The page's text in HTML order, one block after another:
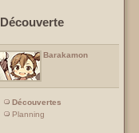
Découverte
Barakamon
Découvertes
Planning